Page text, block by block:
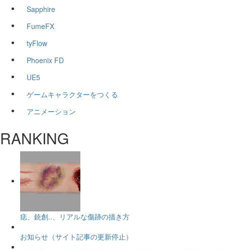
Sapphire
FumeFX
tyFlow
Phoenix FD
UE5
ゲームキャラクターをつくる
アニメーション
RANKING
痣、銃創..、リアルな傷跡の描き方
お知らせ（サイト記事の更新停止）